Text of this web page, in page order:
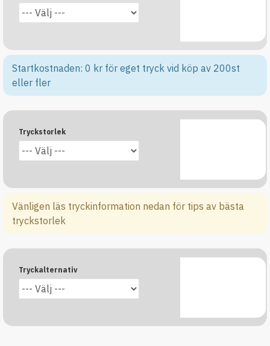
Startkostnaden: 0 kr för eget tryck vid köp av 200st
eller fler
Tryckstorlek
Vänligen läs tryckinformation nedan för tips av bästa
tryckstorlek
Tryckalternativ